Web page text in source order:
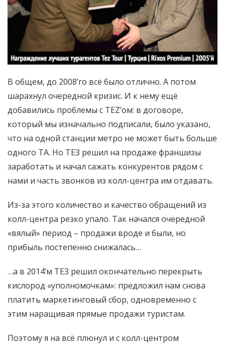
В общем, до 2008’го всё было отлично. А потом
шарахнул очередной кризис. И к нему ещё
добавились проблемы с TEZ’ом: в договоре,
который мы изначально подписали, было указано,
что на одной станции метро не может быть больше
одного ТА. Но ТЕЗ решил на продаже франшизы
заработать и начал сажать конкурентов рядом с
нами и часть звонков из колл-центра им отдавать.
Из-за этого количество и качество обращений из
колл-центра резко упало. Так начался очередной
«вялый» период – продажи вроде и были, но
прибыль постепенно снижалась…
…а в 2014’м ТЕЗ решил окончательно перекрыть
кислород «уполномочкам»: предложил нам снова
платить маркетинговый сбор, одновременно с
этим наращивая прямые продажи туристам.
Поэтому я на всё плюнул и с колл-центром